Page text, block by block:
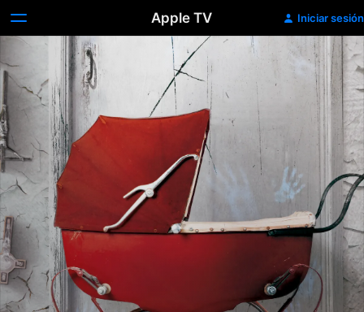
Apple TV Iniciar sesión